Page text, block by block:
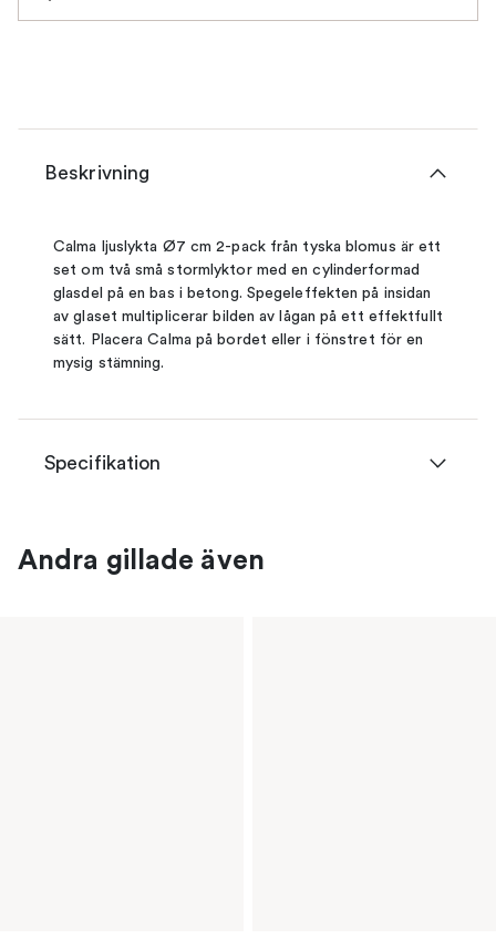
Beskrivning
Calma ljuslykta Ø7 cm 2-pack från tyska blomus är ett
set om två små stormlyktor med en cylinderformad
glasdel på en bas i betong. Spegeleffekten på insidan
av glaset multiplicerar bilden av lågan på ett effektfullt
sätt. Placera Calma på bordet eller i fönstret för en
mysig stämning.
Specifikation
Andra gillade även